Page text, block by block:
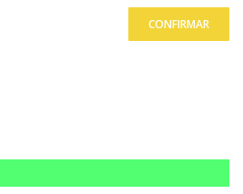
CONFIRMAR